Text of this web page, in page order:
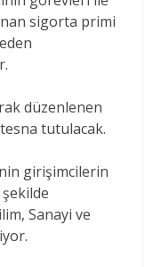
sigorta primi
düzenlenen
tutulacak.
girişimcilerin
Sanayi ve